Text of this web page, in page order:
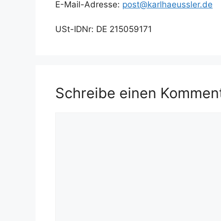
E-Mail-Adresse: post@karlhaeussler.de
USt-IDNr: DE 215059171
Schreibe einen